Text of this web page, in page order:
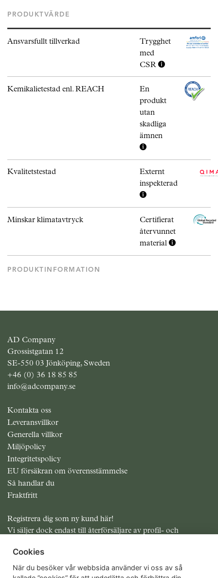
PRODUKTVÄRDE
Ansvarsfullt tillverkad
Trygghet
med
CSR
Kemikalietestad enl. REACH
En
produkt
utan
skadliga
ämnen
Kvalitetstestad
Externt
inspekterad
Minskar klimatavtryck
Certifierat
återvunnet
material
PRODUKTINFORMATION
AD Company
Grossistgatan 12
SE-550 03 Jönköping, Sweden
+46 (0) 36 18 85 85
info@adcompany.se
Kontakta oss
Leveransvillkor
Generella villkor
Miljöpolicy
Integritetspolicy
EU försäkran om överensstämmelse
Så handlar du
Fraktfritt
Registrera dig som ny kund här!
Vi säljer dock endast till återförsäljare av profil- och
Alla priser exklusive moms
Cookies
När du besöker vår webbsida använder vi oss av så